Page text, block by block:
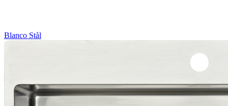
Blanco Stål